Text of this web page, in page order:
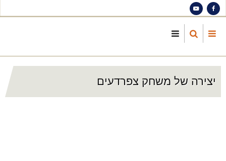
יצירה של משחק צפרדעים